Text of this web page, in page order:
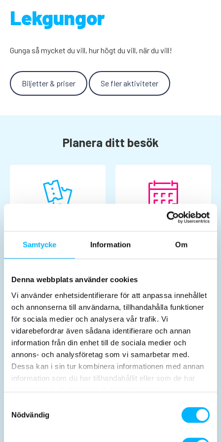
Samtycke Information Om
Denna webbplats använder cookies
Vi använder enhetsidentifierare för att anpassa innehållet
och annonserna till användarna, tillhandahålla funktioner
för sociala medier och analysera vår trafik. Vi
vidarebefordrar även sådana identifierare och annan
information från din enhet till de sociala medier och
annons- och analysföretag som vi samarbetar med.
Dessa kan i sin tur kombinera informationen med annan
information som du har tillhandahållit eller som de har
Nödvändig
Lekgungor
Gunga så mycket du vill, hur högt du vill, när du vill!
Biljetter & priser Se fler aktiviteter
Planera ditt besök
Öppettider
Aktiviteter Inför besöket